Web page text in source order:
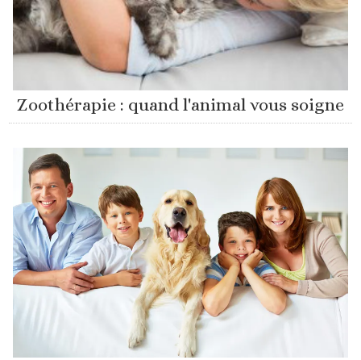
Zoothérapie : quand l'animal vous soigne